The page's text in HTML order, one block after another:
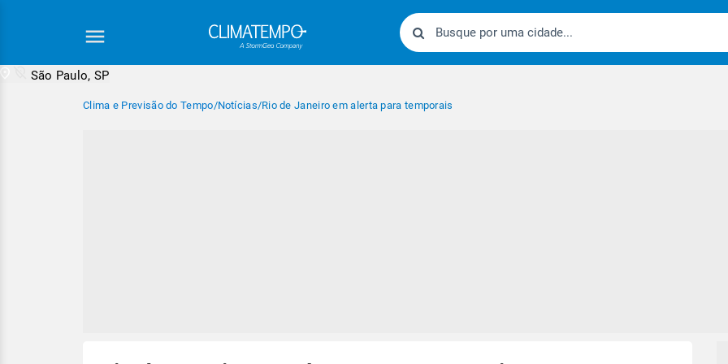
São Paulo, SP
Clima e Previsão do Tempo/Notícias/Rio de Janeiro em alerta para temporais